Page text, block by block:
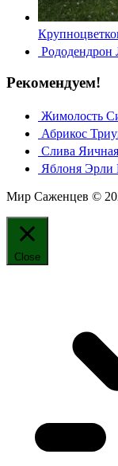
Рододендрон
Рекомендуем!
Жимолость
Абрикос
Слива
Яблоня Эрли
Мир Саженцев ©
Close